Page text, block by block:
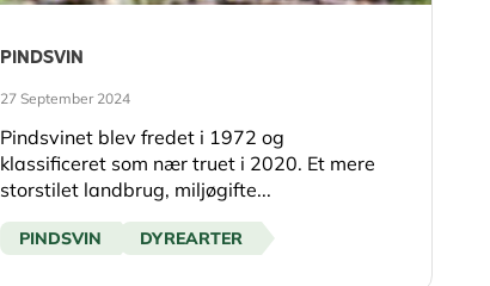
PINDSVIN
27 September 2024
Pindsvinet blev fredet i 1972 og
klassificeret som nær truet i 2020. Et mere
storstilet landbrug, miljøgifte...
PINDSVIN DYREARTER